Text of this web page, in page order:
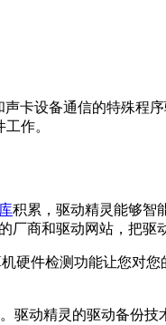
卡设备通信的特殊程
作。
积累，驱动精灵能够智
商和驱动网站，把驱
件检测功能让您对您
动精灵的驱动备份技